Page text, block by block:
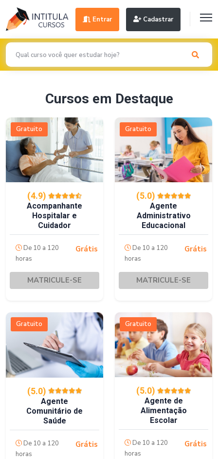
Entrar Cadastrar
Cursos em Destaque
Gratuito
(4.9)
Acompanhante
Hospitalar e
Cuidador
De 10 a 120
horas
Grátis
MATRICULE-SE
Gratuito
(5.0)
Agente
Administrativo
Educacional
De 10 a 120
horas
Grátis
MATRICULE-SE
Gratuito
(5.0)
Agente
Comunitário de
Saúde
De 10 a 120
horas
Grátis
Gratuito
(5.0)
Agente de
Alimentação
Escolar
De 10 a 120
horas
Grátis